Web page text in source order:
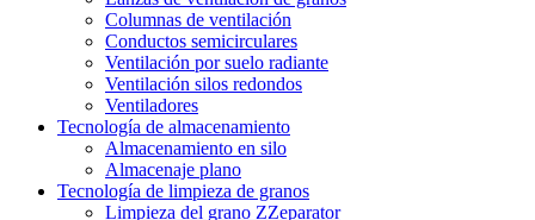
Columnas de ventilación
Conductos semicirculares
Ventilación por suelo radiante
Ventilación silos redondos
Ventiladores
Tecnología de almacenamiento
Almacenamiento en silo
Almacenaje plano
Tecnología de limpieza de granos
Limpieza del grano ZZeparator